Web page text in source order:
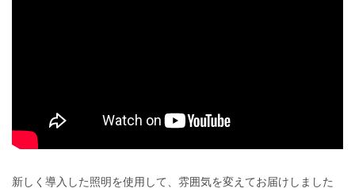
新しく導入した照明を使用して、雰囲気を変えてお届けしました